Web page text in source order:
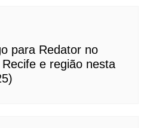
para Redator no
e região nesta